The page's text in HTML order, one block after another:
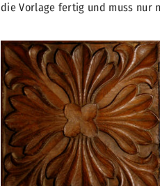
die Vorlage fertig und muss nur